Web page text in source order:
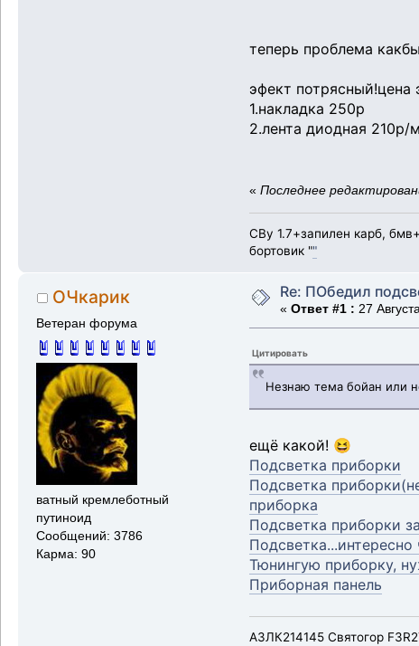
теперь проблема
эфект потрясный!цена
1.накладка 250р
2.лента диодная
« Последнее
СВу 1.7+запилен карб,
бортовик ""
ОЧкарик
Ветеран форума
ватный кремлеботный
путиноид
Сообщений: 3786
Карма: 90
Re: ПОбедил
« Ответ #1 : 27
Цитировать
Незнаю тема бойан или
ещё какой! 😆
Подсветка приборки
Подсветка
приборка
Подсветка приборки
Подсветка...интересно
Тюнингую приборку,
Приборная панель
АЗЛК214145 Святогор